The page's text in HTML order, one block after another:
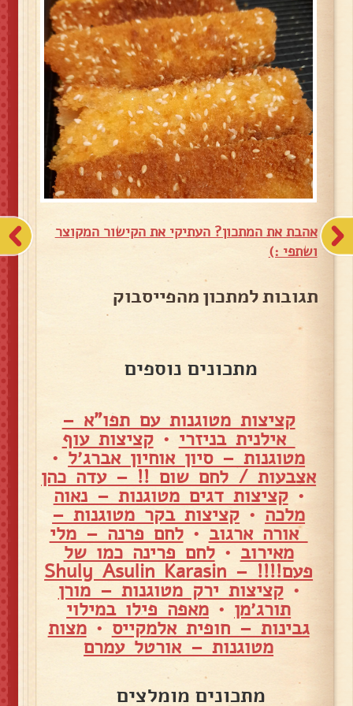
אהבת את המתכון? העתיקי את הקישור המקוצר
ושתפי :)
תגובות למתכון מהפייסבוק
מתכונים נוספים
קציצות מטוגנות עם תפו"א –
אילנית בניזרי •קציצות עוף
מטוגנות – סיון אוחיון אברג׳ל •
אצבעות / לחם שום !! – עדה כהן
•קציצות דגים מטוגנות – נאוה
מלכה • קציצות בקר מטוגנות –
אורה ארגוב •לחם פרנה – מלי
מאירוב •לחם פרינה כמו של
פעם!!!! – Shuly Asulin Karasin
•קציצות ירק מטוגנות – מורן
תורג׳מן • מאפה פילו במילוי
גבינות – חופית אלמקייס •מצות
מטוגנות – אורטל עמרם
מתכונים מומלצים